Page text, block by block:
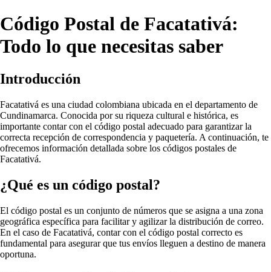
Código Postal de Facatativá:
Todo lo que necesitas saber
Introducción
Facatativá es una ciudad colombiana ubicada en el departamento de
Cundinamarca. Conocida por su riqueza cultural e histórica, es
importante contar con el código postal adecuado para garantizar la
correcta recepción de correspondencia y paquetería. A continuación, te
ofrecemos información detallada sobre los códigos postales de
Facatativá.
¿Qué es un código postal?
El código postal es un conjunto de números que se asigna a una zona
geográfica específica para facilitar y agilizar la distribución de correo.
En el caso de Facatativá, contar con el código postal correcto es
fundamental para asegurar que tus envíos lleguen a destino de manera
oportuna.